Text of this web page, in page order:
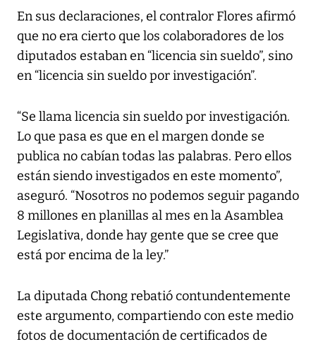
En sus declaraciones, el contralor Flores afirmó
que no era cierto que los colaboradores de los
diputados estaban en “licencia sin sueldo”, sino
en “licencia sin sueldo por investigación”.
“Se llama licencia sin sueldo por investigación.
Lo que pasa es que en el margen donde se
publica no cabían todas las palabras. Pero ellos
están siendo investigados en este momento”,
aseguró. “Nosotros no podemos seguir pagando
8 millones en planillas al mes en la Asamblea
Legislativa, donde hay gente que se cree que
está por encima de la ley.”
La diputada Chong rebatió contundentemente
este argumento, compartiendo con este medio
fotos de documentación de certificados de